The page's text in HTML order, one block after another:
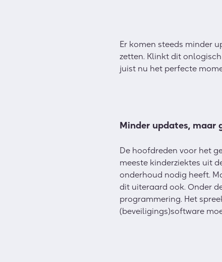
Er komen steeds minder
zetten. Klinkt dit
juist nu het perfecte
Minder updates, maar
De hoofdreden voor het
meeste kinderziektes uit
onderhoud nodig heeft.
dit uiteraard ook. Onder
programmering. Het
(beveiligings)software